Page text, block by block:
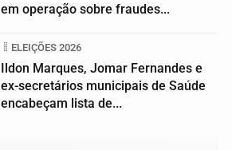
em operação sobre fraudes...
ELEIÇÕES 2026
Ildon Marques, Jomar Fernandes e
ex-secretários municipais de Saúde
encabeçam lista de...